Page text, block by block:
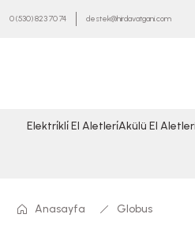
0 (530) 823 70 74 destek@hirdavatgani.com
Elektri̇kli̇ El Aletleri̇Akülü El Aletleri
Anasayfa Globus